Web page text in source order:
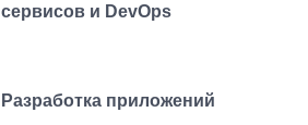
сервисов и DevOps
Разработка приложений